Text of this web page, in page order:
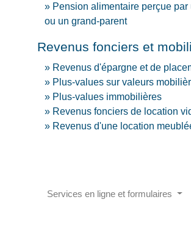
Pension alimentaire perçue par
ou un grand-parent
Revenus fonciers et
Revenus d'épargne et de
Plus-values sur valeurs
Plus-values immobilières
Revenus fonciers de location
Revenus d'une location
Services en ligne et formulaires